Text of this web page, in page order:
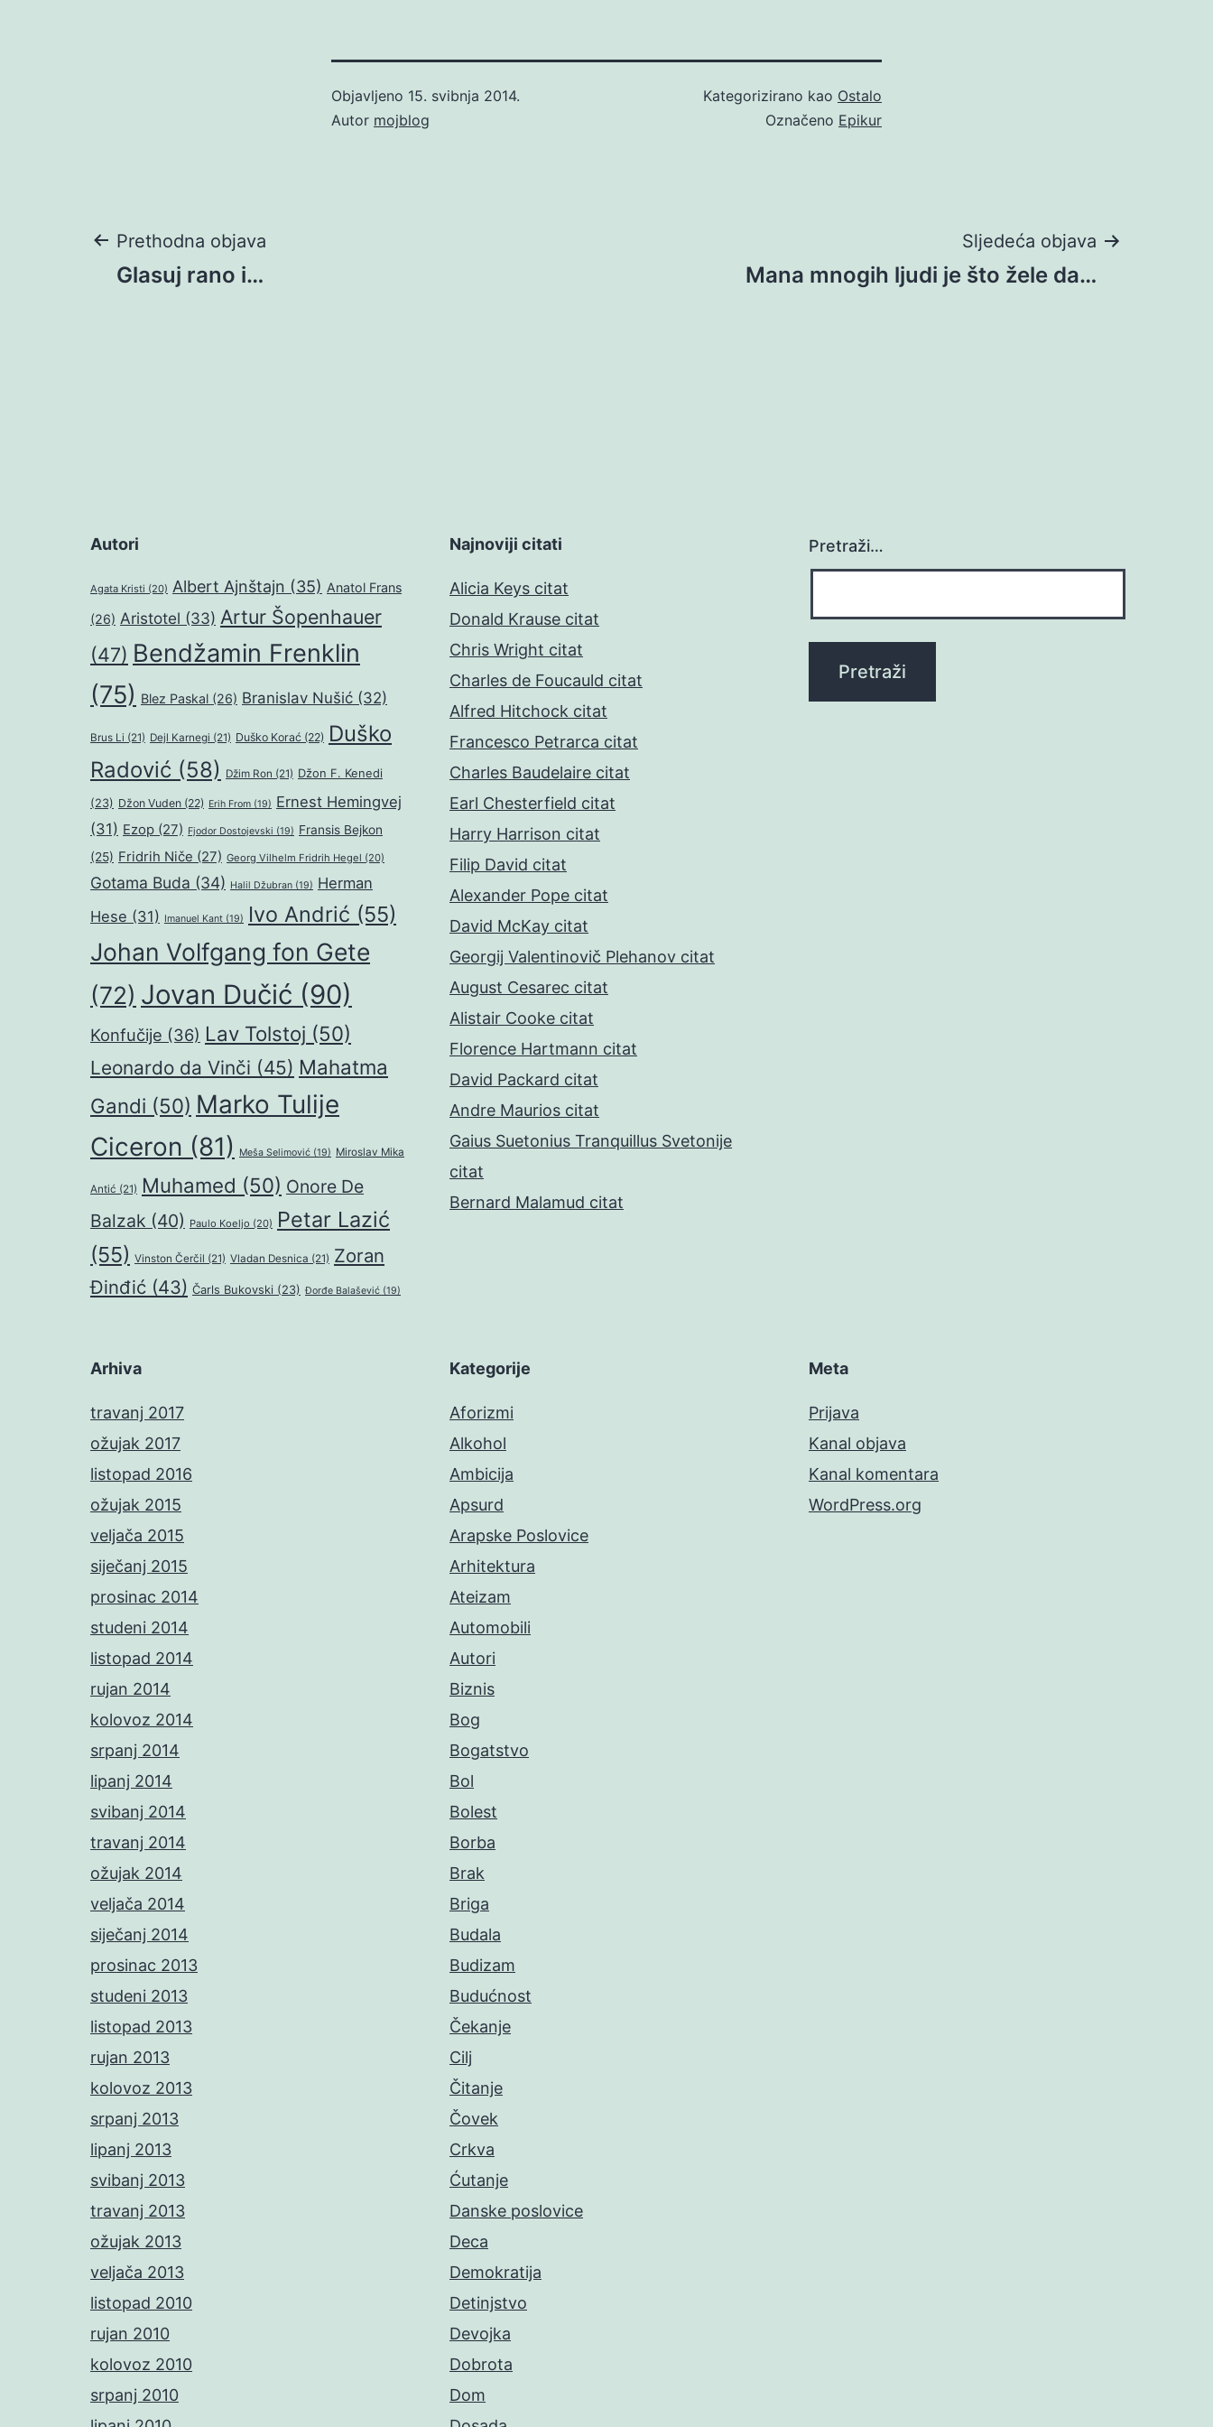
Objavljeno 15. svibnja 2014.
Autor mojblog
Kategorizirano kao Ostalo
Označeno Epikur
Navigacija
Prethodna objava
Glasuj rano i…
Sljedeća objava
Mana mnogih ljudi je što žele da…
Autori
Agata Kristi (20) Albert Ajnštajn (35) Anatol Frans
(26) Aristotel (33) Artur Šopenhauer
(47) Bendžamin Frenklin
(75) Blez Paskal (26) Branislav Nušić (32)
Brus Li (21) Dejl Karnegi (21) Duško Korać (22) Duško
Radović (58) Džim Ron (21) Džon F. Kenedi
(23) Džon Vuden (22) Erih From (19) Ernest Hemingvej
(31) Ezop (27) Fjodor Dostojevski (19) Fransis Bejkon
(25) Fridrih Niče (27) Georg Vilhelm Fridrih Hegel (20)
Gotama Buda (34) Halil Džubran (19) Herman
Hese (31) Imanuel Kant (19) Ivo Andrić (55)
Johan Volfgang fon Gete
(72) Jovan Dučić (90)
Konfučije (36) Lav Tolstoj (50)
Leonardo da Vinči (45) Mahatma
Gandi (50) Marko Tulije
Ciceron (81) Meša Selimović (19) Miroslav Mika
Antić (21) Muhamed (50) Onore De
Balzak (40) Paulo Koeljo (20) Petar Lazić
(55) Vinston Čerčil (21) Vladan Desnica (21) Zoran
Đinđić (43) Čarls Bukovski (23) Đorđe Balašević (19)
Najnoviji citati
Alicia Keys citat
Donald Krause citat
Chris Wright citat
Charles de Foucauld citat
Alfred Hitchock citat
Francesco Petrarca citat
Charles Baudelaire citat
Earl Chesterfield citat
Harry Harrison citat
Filip David citat
Alexander Pope citat
David McKay citat
Georgij Valentinovič Plehanov citat
August Cesarec citat
Alistair Cooke citat
Florence Hartmann citat
David Packard citat
Andre Maurios citat
Gaius Suetonius Tranquillus Svetonije
citat
Bernard Malamud citat
Pretraži…
Arhiva
travanj 2017
ožujak 2017
listopad 2016
ožujak 2015
veljača 2015
siječanj 2015
prosinac 2014
studeni 2014
listopad 2014
rujan 2014
kolovoz 2014
srpanj 2014
lipanj 2014
svibanj 2014
travanj 2014
ožujak 2014
veljača 2014
siječanj 2014
prosinac 2013
studeni 2013
listopad 2013
rujan 2013
kolovoz 2013
srpanj 2013
lipanj 2013
svibanj 2013
travanj 2013
ožujak 2013
veljača 2013
listopad 2010
rujan 2010
kolovoz 2010
srpanj 2010
Kategorije
Aforizmi
Alkohol
Ambicija
Apsurd
Arapske Poslovice
Arhitektura
Ateizam
Automobili
Autori
Biznis
Bog
Bogatstvo
Bol
Bolest
Borba
Brak
Briga
Budala
Budizam
Budućnost
Čekanje
Cilj
Čitanje
Čovek
Crkva
Ćutanje
Danske poslovice
Deca
Demokratija
Detinjstvo
Devojka
Dobrota
Dom
Meta
Prijava
Kanal objava
Kanal komentara
WordPress.org